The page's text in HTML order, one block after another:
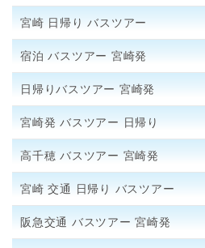
宮崎 日帰り バスツアー
宿泊 バスツアー 宮崎発
日帰りバスツアー 宮崎発
宮崎発 バスツアー 日帰り
高千穂 バスツアー 宮崎発
宮崎 交通 日帰り バスツアー
阪急交通 バスツアー 宮崎発